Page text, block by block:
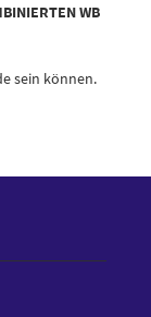
WB
sein können.